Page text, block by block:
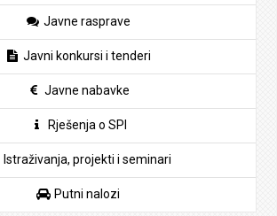
Javne rasprave
Javni konkursi i tenderi
Javne nabavke
Rješenja o SPI
Istraživanja, projekti i seminari
Putni nalozi